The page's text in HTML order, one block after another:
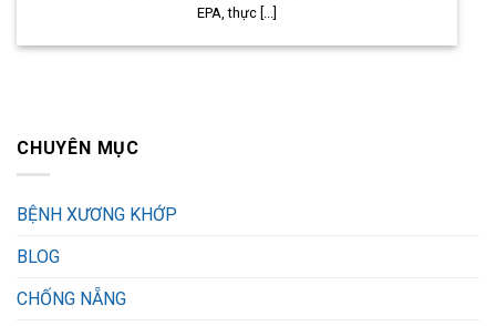
EPA, thực [...]
CHUYÊN MỤC
BỆNH XƯƠNG KHỚP
BLOG
CHỐNG NẴNG